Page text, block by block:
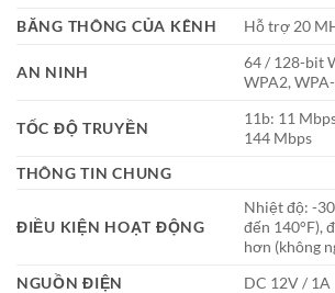
BĂNG THÔNG CỦA KÊNH
Hỗ trợ 20
AN NINH
64 / 128-bit
WPA2,
TỐC ĐỘ TRUYỀN
11b: 11
144 Mbps
THÔNG TIN CHUNG
ĐIỀU KIỆN HOẠT ĐỘNG
Nhiệt độ: -
đến 140°F),
hơn (không
NGUỒN ĐIỆN
DC 12V / 1A